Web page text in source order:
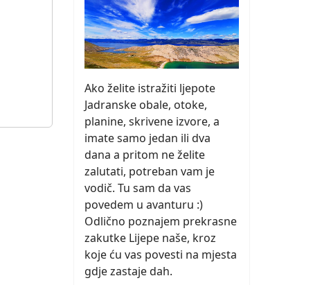
Ako želite istražiti ljepote
Jadranske obale, otoke,
planine, skrivene izvore, a
imate samo jedan ili dva
dana a pritom ne želite
zalutati, potreban vam je
vodič. Tu sam da vas
povedem u avanturu :)
Odlično poznajem prekrasne
zakutke Lijepe naše, kroz
koje ću vas povesti na mjesta
gdje zastaje dah.